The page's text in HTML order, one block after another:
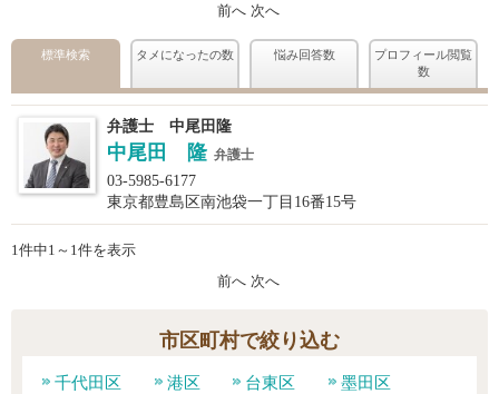
前へ 次へ
標準検索 タメになったの数 悩み回答数
プロフィール閲覧
数
弁護士 中尾田隆
中尾田 隆 弁護士
03-5985-6177
東京都豊島区南池袋一丁目16番15号
1件中1～1件を表示
前へ 次へ
市区町村で絞り込む
千代田区 港区 台東区
墨田区